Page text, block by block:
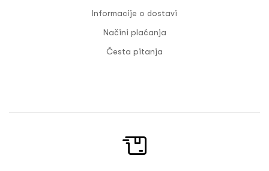
Informacije o dostavi
Načini plaćanja
Česta pitanja